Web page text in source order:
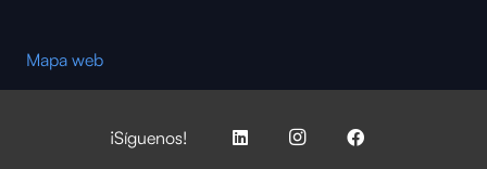
Mapa web
¡Síguenos!